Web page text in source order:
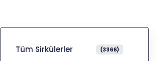
Tüm Sirkülerler (3366)